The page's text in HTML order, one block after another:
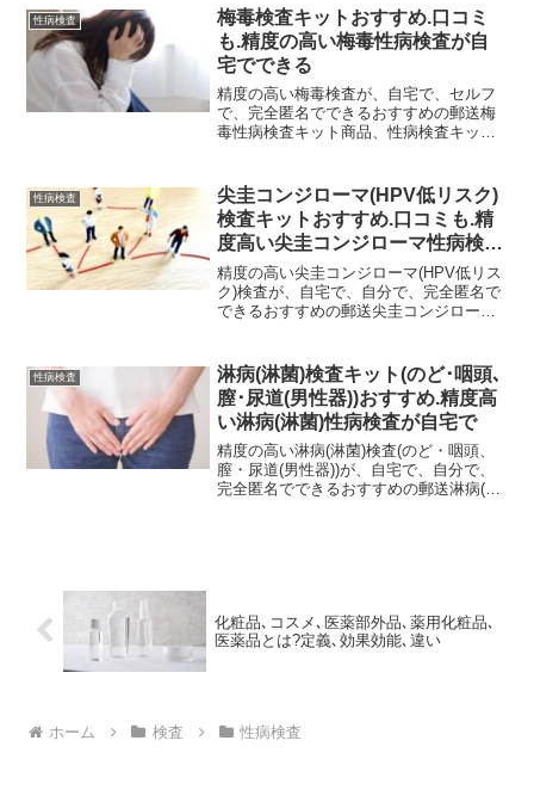
査なら自宅でも簡単にB型肝炎検査ができ
ます。検査精度高く、完全匿名で人と会
うことも無く検査ができ、検査結果も早
く分かるのでおすすめです。
性病検査
梅毒検査キットおすすめ.口コミ
も.精度の高い梅毒性病検査が自
宅でできる
精度の高い梅毒検査が、自宅で、セルフ
で、完全匿名でできるおすすめの郵送梅
毒性病検査キット商品、性病検査キット
匿名で人と会うことも無く検査ができ、
検査結果も早く分かるのでおすすめで
す。
性病検査
尖圭コンジローマ(HPV低リスク)
検査キットおすすめ.口コミも.精
度高い尖圭コンジローマ性病検査
が自宅でできる
精度の高い尖圭コンジローマ(HPV低リス
ク)検査が、自宅で、自分で、完全匿名で
できるおすすめの郵送尖圭コンジローマ
低リスク)検査を無料、匿名で受けられる
保健所はありません。郵送検査なら自宅
でも簡単に尖圭コンジローマ(HPV低リス
ク)検査ができます。検査精度も高く、完
全匿名で人と会うことも無く検査がで
き、検査結果も早く分かるのでおすすめ
です。
性病検査
淋病(淋菌)検査キット(のど･咽頭､
膣･尿道(男性器))おすすめ.精度高
い淋病(淋菌)性病検査が自宅で
精度の高い淋病(淋菌)検査(のど・咽頭、
膣・尿道(男性器))が、自宅で、自分で、
完全匿名でできるおすすめの郵送淋病(淋
化粧品､コスメ､医薬部外品､薬用化粧品､
医薬品とは?定義､効果効能､違い
ホーム 検査 性病検査